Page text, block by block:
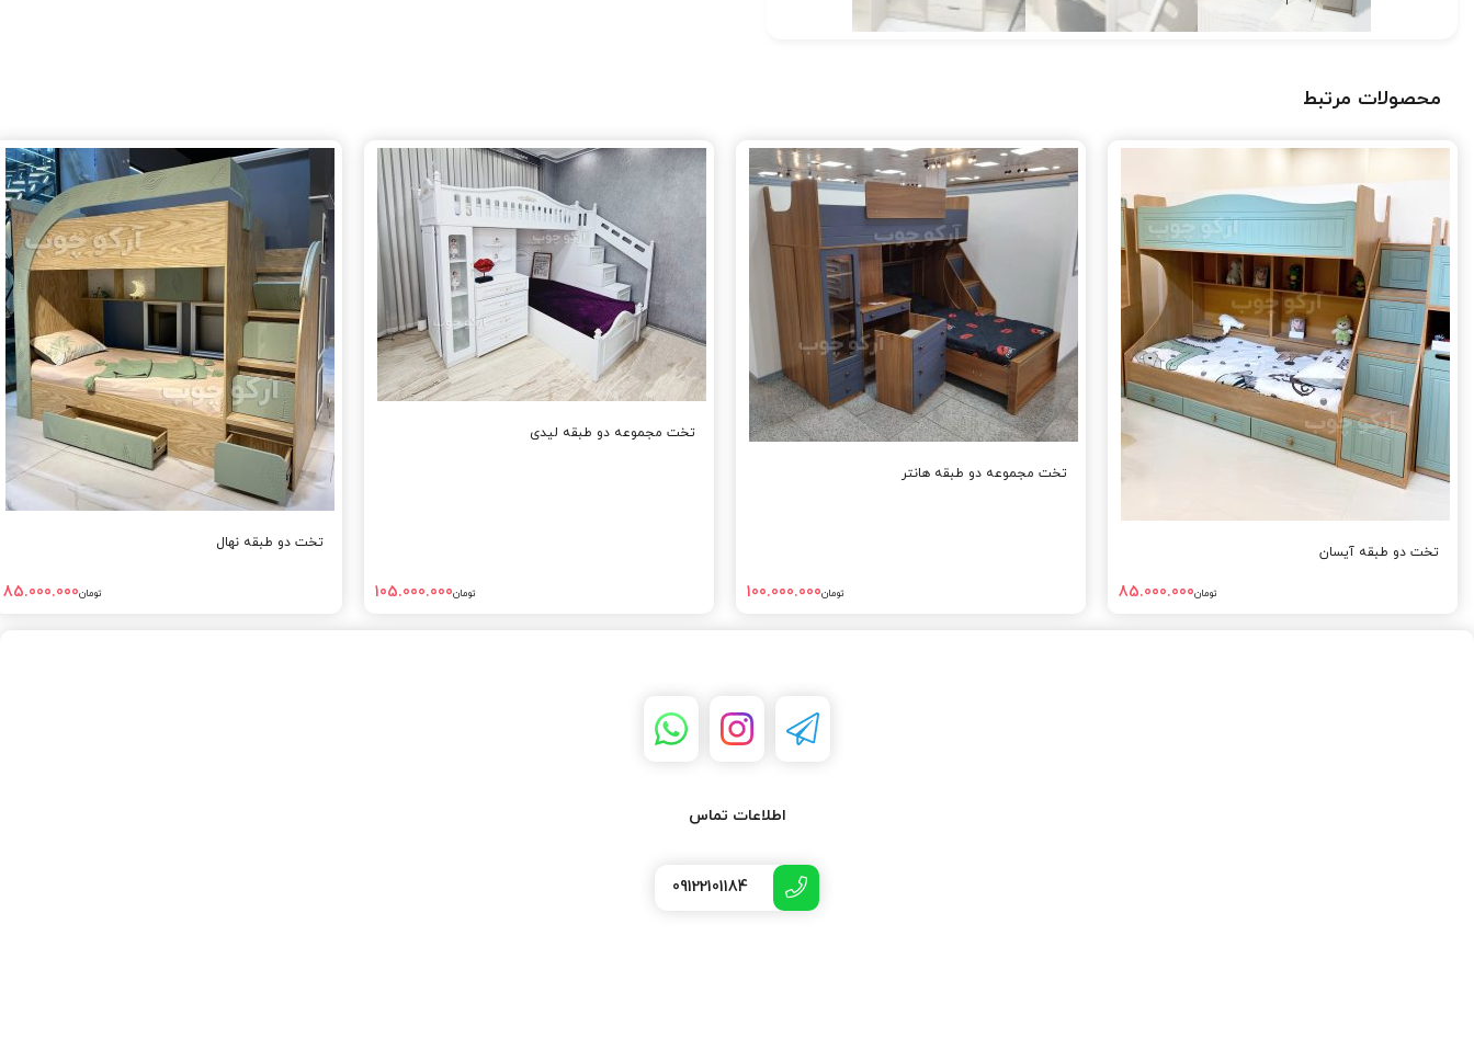
محصولات مرتبط
تخت دو طبقه آیسان
تومان85.000.000
تخت مجموعه دو طبقه هانتر
تومان100.000.000
تخت مجموعه دو طبقه لیدی
تومان105.000.000
تخت دو طبقه نهال
تومان85.000.000
اطلاعات تماس
09122101184